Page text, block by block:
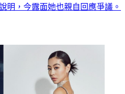
明，今露面她也親自回應爭議。